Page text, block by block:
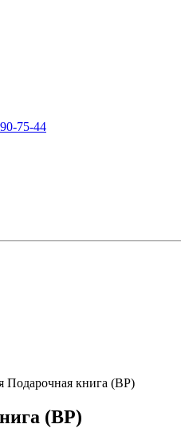
75-44
Подарочная книга (BP)
(BP)